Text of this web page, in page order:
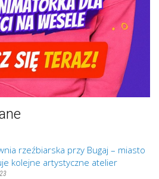
rzeźbiarska przy Bugaj – miasto
kolejne artystyczne atelier